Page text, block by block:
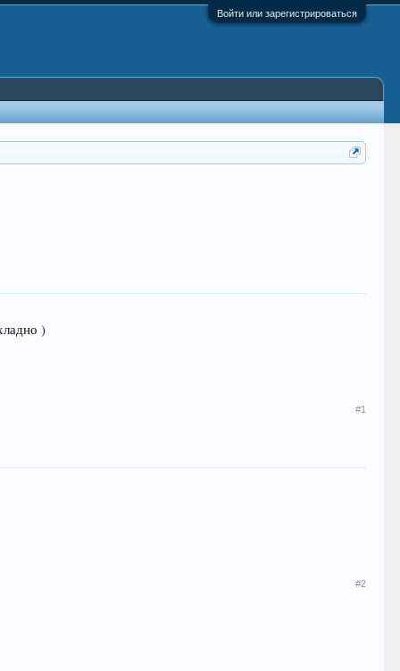
Войти или зарегистрироваться
)
#1
#2